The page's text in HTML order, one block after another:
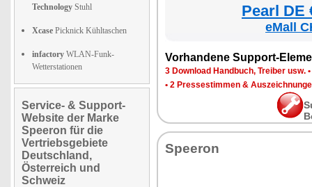
Technology Stuhl
Xcase Picknick Kühltaschen
infactory WLAN-Funk-
Wetterstationen
Service- & Support-
Website der Marke
Speeron für die
Vertriebsgebiete
Deutschland,
Österreich und
Schweiz
Pearl DE
eMall
Vorhandene Support-
3 Download Handbuch, Treiber usw. •
• 2 Pressestimmen &
Speeron